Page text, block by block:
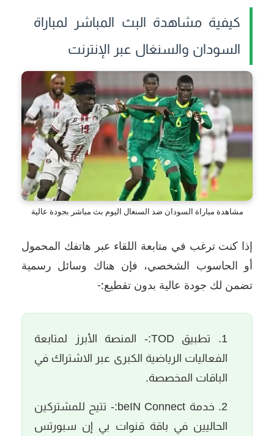
كيفية مشاهدة البث المباشر لمباراة
السودان والسنغال عبر الإنترنت
مشاهدة مباراة السودان ضد السنغال اليوم بث مباشر بجودة عالية
إذا كنت ترغب في متابعة اللقاء عبر هاتفك المحمول
أو الحاسوب الشخصي، فإن هناك وسائل رسمية
تضمن لك جودة عالية بدون تقطيع:-
تطبيق TOD:-
المنصة الأبرز لمتابعة
الفعاليات الرياضية الكبرى عبر الاشتراك في
الباقات المخصصة.
خدمة beIN Connect:-
تتيح للمشتركين
الحاليين في باقة قنوات بي إن سبورتس